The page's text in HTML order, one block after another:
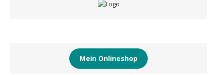
Mein Onlineshop